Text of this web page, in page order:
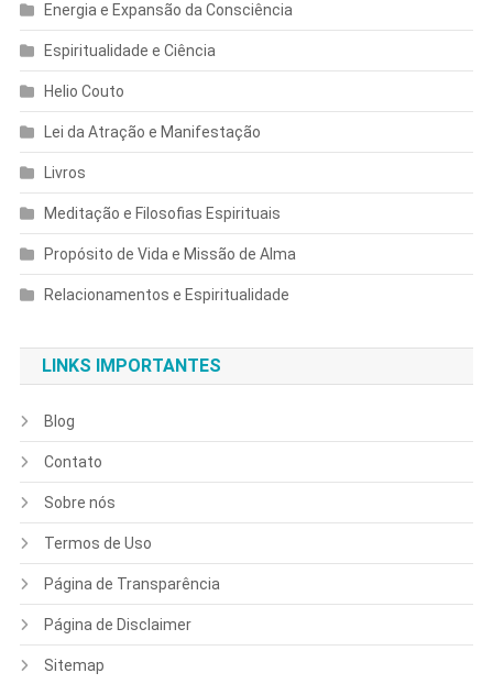
Energia e Expansão da Consciência
Espiritualidade e Ciência
Helio Couto
Lei da Atração e Manifestação
Livros
Meditação e Filosofias Espirituais
Propósito de Vida e Missão de Alma
Relacionamentos e Espiritualidade
LINKS IMPORTANTES
Blog
Contato
Sobre nós
Termos de Uso
Página de Transparência
Página de Disclaimer
Sitemap